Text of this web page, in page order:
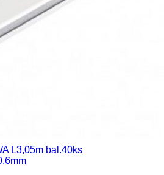
L3,05m bal.40ks